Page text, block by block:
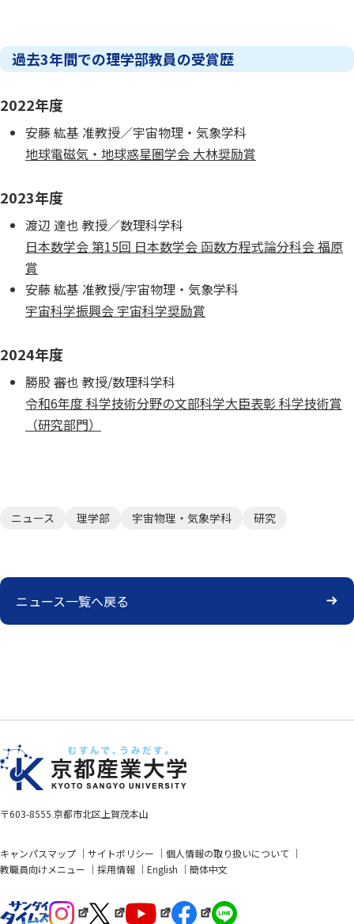
過去3年間での理学部教員の受賞歴
2022年度
安藤 紘基 准教授／宇宙物理・気象学科
地球電磁気・地球惑星圏学会 大林奨励賞
2023年度
渡辺 達也 教授／数理科学科
日本数学会 第15回 日本数学会 函数方程式論分科会 福原
賞
安藤 紘基 准教授/宇宙物理・気象学科
宇宙科学振興会 宇宙科学奨励賞
2024年度
勝股 審也 教授/数理科学科
令和6年度 科学技術分野の文部科学大臣表彰 科学技術賞
（研究部門）
ニュース 理学部 宇宙物理・気象学科 研究
ニュース一覧へ戻る
〒603-8555 京都市北区上賀茂本山
キャンパスマップ サイトポリシー
個人情報の取り扱いについて
教職員向けメニュー
採用情報 English 簡体中文